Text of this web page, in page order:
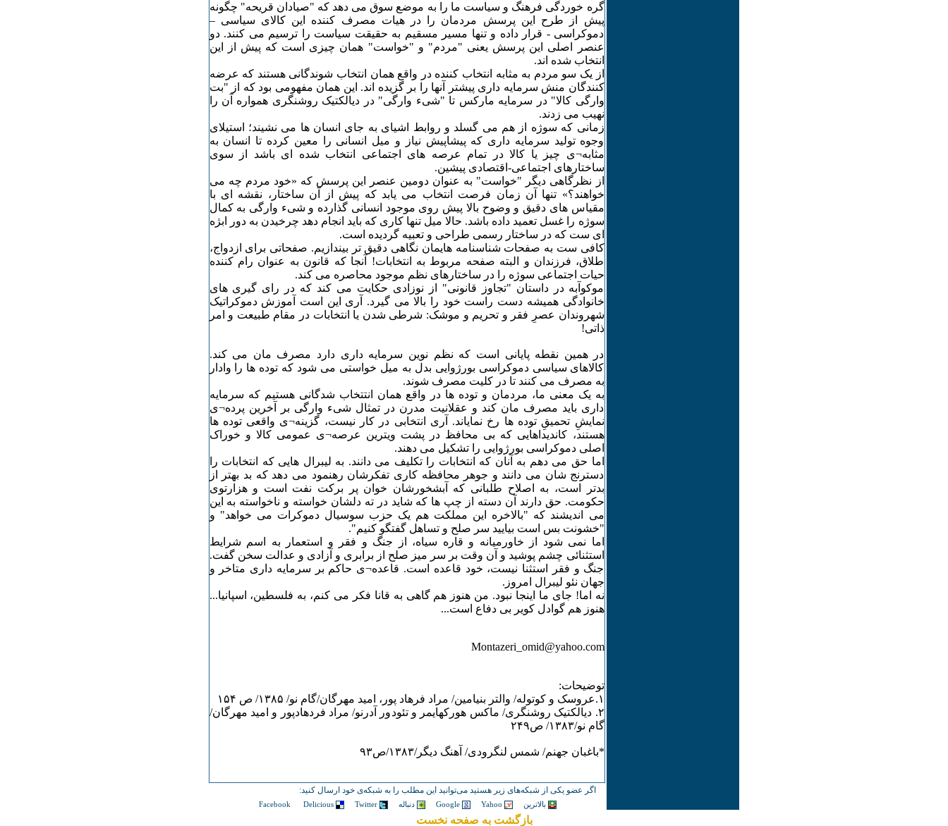
گره خوردگی فرهنگ و سیاست ما را به موضع سوق می دهد که "صیادان قریحه" چگونه
پیش از طرح این پرسش مردمان را در هیات مصرف کننده این کالای سیاسی –
دموکراسی - قرار داده و تنها مسیر مسقیم به حقیقت سیاست را ترسیم می کنند. دو
عنصر اصلی این پرسش یعنی "مردم" و "خواست" همان چیزی است که پیش از این
انتخاب شده اند.
از یک سو مردم به مثابه انتخاب کننده در واقع همان انتخاب شوندگانی هستند که عرضه
کنندگان منش سرمایه داری پیشتر آنها را بر گزیده اند. این همان مفهومی بود که از "بت
وارگی کالا" در سرمایه مارکس تا "شیء وارگی" در دیالکتیک روشنگری همواره آن را
نهیب می زدند.
زمانی که سوژه از هم می گسلد و روابط اشیای به جای انسان ها می نشیند؛ استیلای
وجوه تولید سرمایه داری که پیشاپیش نیاز و میل انسانی را معین کرده تا انسان به
مثابه¬ی چیز یا کالا در تمام عرصه های اجتماعی انتخاب شده ای باشد از سوی
ساختارهای اجتماعی-اقتصادی پیشین.
از نظرگاهی دیگر "خواست" به عنوان دومین عنصر این پرسش که «خود مردم چه می
خواهند؟» تنها آن زمان فرصت انتخاب می یابد که پیش از آن ساختار، نقشه ای با
مقیاس های دقیق و وضوح بالا پیش روی موجود انسانی گذارده و شیء وارگی به کمال
سوژه را غسل تعمید داده باشد. حالا میل تنها کاری که باید انجام دهد چرخیدن به دور ابژه
ای ست که در ساختار رسمی طراحی و تعبیه گردیده است.
کافی ست به صفحات شناسنامه هایمان نگاهی دقیق تر بیندازیم. صفحاتی برای ازدواج،
طلاق، فرزندان و البته صفحه مربوط به انتخابات! آنجا که قانون به عنوان رام کننده
حیات اجتماعی سوژه را در ساختارهای نظم موجود محاصره می کند.
موکوآبه در داستان "تجاوز قانونی" از نوزادی حکایت می کند که در رای گیری های
خانوادگی همیشه دست راست خود را بالا می گیرد. آری این است آموزش دموکراتیک
شهروندان عصرِ فقر و تحریم و موشک: شرطی شدن یا انتخابات در مقام طبیعت و امر
ذاتی!
در همین نقطه پایانی است که نظم نوین سرمایه داری دارد مصرف مان می کند.
کالاهای سیاسی دموکراسی بورژوایی بدل به میل خواستی می شود که توده ها را وادار
به مصرف می کنند تا در کلیت مصرف شوند.
به یک معنی ما، مردمان و توده ها در واقع همان انتتخاب شدگانی هستیم که سرمایه
داری باید مصرف مان کند و عقلانیت مدرن در تمثال شیء وارگی بر آخرین پرده¬ی
نمایشِ تحمیقِ توده ها رخ نمایاند. آری انتخابی در کار نیست، گزینه¬ی واقعی توده ها
هستند، کاندیداهایی که بی محافظ در پشت ویترین عرصه¬ی عمومی کالا و خوراک
اصلی دموکراسی بورژوایی را تشکیل می دهند.
اما حق می دهم به آنان که انتخابات را تکلیف می دانند. به لیبرال هایی که انتخابات را
دسترنج شان می دانند و جوهر محافظه کاری تفکرشان رهنمود می دهد که بد بهتر از
بدتر است، به اصلاح طلبانی که آبشخورشان خوان پر برکت نفت است و هزارتوی
حکومت. حق دارند آن دسته از چپ ها که شاید در ته دلشان خواسته و ناخواسته به این
می اندیشند که "بالاخره این مملکت هم یک حزب سوسیال دموکرات می خواهد" و
"خشونت بس است بیایید سر صلح و تساهل گفتگو کنیم".
اما نمی شود از خاورمیانه و قاره سیاه، از جنگ و فقر و استعمار به اسم شرایط
استثنائی چشم پوشید و آن وقت بر سر میز صلح از برابری و آزادی و عدالت سخن گفت.
جنگ و فقر استثنا نیست، خود قاعده است. قاعده¬ی حاکم بر سرمایه داری متاخر و
جهان نئو لیبرال امروز.
نه اما! جای ما اینجا نبود. من هنوز هم گاهی به قانا فکر می کنم، به فلسطین، اسپانیا...
هنوز هم گوادل کویر بی دفاع است...
Montazeri_omid@yahoo.com
توضیحات:
۱.عروسک و کوتوله/ والتر بنیامین/ مراد فرهاد پور، امید مهرگان/گام نو/ ۱٣٨۵/ ص ۱۵۴
۲. دیالکتیک روشنگری/ ماکس هورکهایمر و تئودور آدرنو/ مراد فردهادپور و امید مهرگان/
گام نو/۱٣٨٣/ ص۲۴۹
*باغبان جهنم/ شمس لنگرودی/ آهنگ دیگر/۱٣٨٣/ص۹٣
اگر عضو یکی از شبکه‌های زیر هستید می‌توانید این مطلب را به شبکه‌ی خود ارسال کنید:
Facebook Delicious Twitter Google Yahoo
بازگشت به صفحه نخست